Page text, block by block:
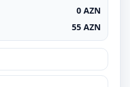
0 AZN
55 AZN